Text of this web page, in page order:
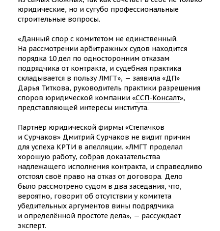
юридические, но и сугубо профессиональные
строительные вопросы.
«Данный спор с комитетом не единственный.
На рассмотрении арбитражных судов находится
порядка 10 дел по односторонним отказам
подрядчика от контракта, и судебная практика
складывается в пользу ЛМГТ», — заявила «ДП»
Дарья Титкова, руководитель практики разрешения
споров юридической компании «ССП-Консалт»,
представляющей интересы института.
Партнёр юридической фирмы «Степачков
и Сурчаков» Дмитрий Сурчаков не видит причин
для успеха КРТИ в апелляции. «ЛМГТ проделал
хорошую работу, собрав доказательства
надлежащего исполнения контракта, и справедливо
отстоял своё право на отказ от договора. Дело
было рассмотрено судом в два заседания, что,
вероятно, говорит об отсутствии у комитета
убедительных аргументов вины подрядчика
и определённой простоте дела», — рассуждает
эксперт.